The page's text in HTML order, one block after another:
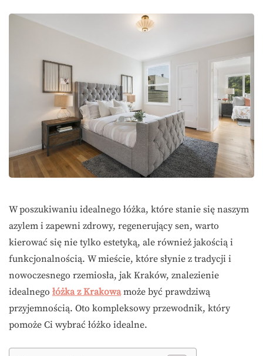
W poszukiwaniu idealnego łóżka, które stanie się naszym
azylem i zapewni zdrowy, regenerujący sen, warto
kierować się nie tylko estetyką, ale również jakością i
funkcjonalnością. W mieście, które słynie z tradycji i
nowoczesnego rzemiosła, jak Kraków, znalezienie
idealnego łóżka z Krakowamoże być prawdziwą
przyjemnością. Oto kompleksowy przewodnik, który
pomoże Ci wybrać łóżko idealne.